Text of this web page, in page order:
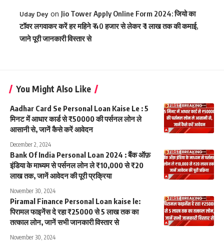
Uday Dey on Jio Tower Apply Online Form 2024: जियो का
टॉवर लगवाकर करें हर महिने ₹ 40 हजार से लेकर ₹ 1 लाख तक की कमाई,
जाने पूरी जानकारी विस्तार से
You Might Also Like
Aadhar Card Se Personal Loan Kaise Le : 5
मिनट में आधार कार्ड से ₹50000 की पर्सनल लोन ले
आसानी से, जानें कैसे करें आवेदन
December 2, 2024
Bank Of India Personal Loan 2024 : बैंक ऑफ़
इंडिया के माध्यम से पर्सनल लोन ले ₹10,000 से ₹20
लाख तक, जानें आवेदन की पूरी प्रक्रिया
November 30, 2024
Piramal Finance Personal Loan kaise le:
पिरामल फाइनेंस दे रहा ₹25000 से 5 लाख तक का
तत्काल लोन, जानें सभी जानकारी विस्तार से
November 30, 2024